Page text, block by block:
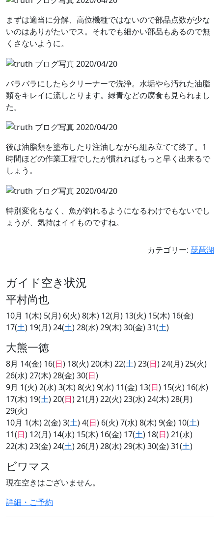
まずは適当に分解、高位機種ではないので部品点数が少な
いのはありがたいでス。それでも細かい部品もあるので無
くさないように。
バラバラにしたらクリーナーで洗浄。水垢やら汚れた油脂
類をキレイに流しとります。緑青などの腐食も見られまし
た。
後は油脂類を塗布したり注油しながら組み立てて終了。1
時間ほどの作業工程でしたが慣れればもっと早く出来るで
しょう。
特別変化もなく、魚が釣れるようになるわけでもないでし
ょうが、気持はイイものですね。
カテゴリー: 琵琶湖
ガイド空き状況
平村尚也
10月 1(木) 5(月) 6(火) 8(木) 12(月) 13(火) 15(木) 16(金)
17(土) 19(月) 24(土) 28(水) 29(木) 30(金) 31(土)
大熊一徳
8月 14(金) 16(日) 18(火) 20(木) 22(土) 23(日) 24(月) 25(火)
26(水) 27(木) 28(金) 30(日)
9月 1(火) 2(水) 3(木) 8(火) 9(水) 11(金) 13(日) 15(火) 16(水)
17(木) 19(土) 20(日) 21(月) 22(火) 23(水) 24(木) 28(月)
29(火)
10月 1(木) 2(金) 3(土) 4(日) 6(火) 7(水) 8(木) 9(金) 10(土)
11(日) 12(月) 14(水) 15(木) 16(金) 17(土) 18(日) 21(水)
22(木) 23(金) 24(土) 26(月) 28(水) 29(木) 30(金) 31(土)
ビワマス
現在空きはございません。
詳細・ご予約